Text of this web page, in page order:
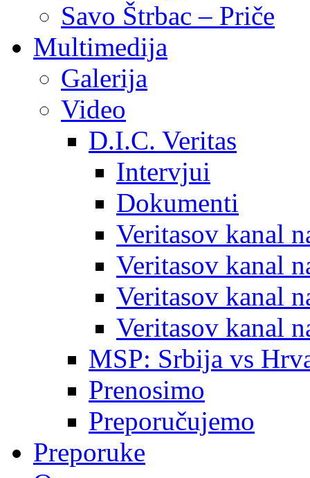
Savo Štrbac – Priče
Multimedija
Galerija
Video
D.I.C. Veritas
Intervjui
Dokumenti
Veritasov kanal
Veritasov kanal
Veritasov kanal
Veritasov kanal
MSP: Srbija vs
Prenosimo
Preporučujemo
Preporuke